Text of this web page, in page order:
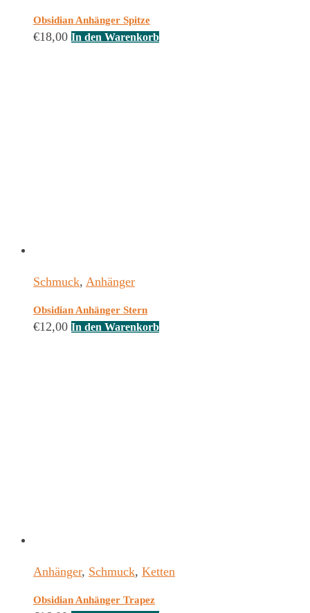
Obsidian Anhänger Spitze
€18,00 In den Warenkorb
Schmuck, Anhänger
Obsidian Anhänger Stern
€12,00 In den Warenkorb
Anhänger, Schmuck, Ketten
Obsidian Anhänger Trapez